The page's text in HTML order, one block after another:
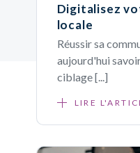
Digitalisez
locale
Réussir sa
aujourd'hui
ciblage [...]
LIRE